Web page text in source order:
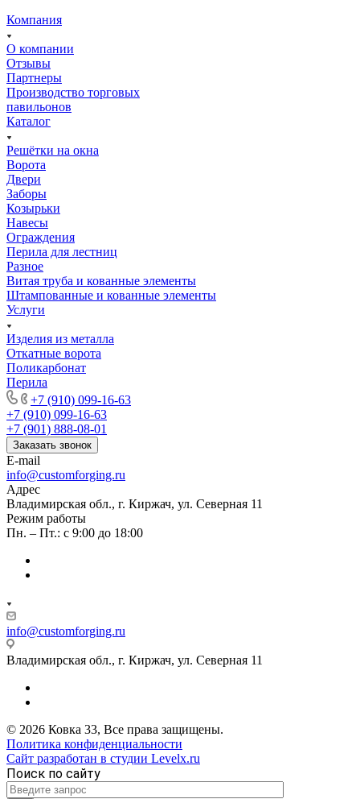
Компания
О компании
Отзывы
Партнеры
Производство торговых
павильонов
Каталог
Решётки на окна
Ворота
Двери
Заборы
Козырьки
Навесы
Ограждения
Перила для лестниц
Разное
Витая труба и кованные элементы
Штампованные и кованные элементы
Услуги
Изделия из металла
Откатные ворота
Поликарбонат
Перила
+7 (910) 099-16-63
+7 (910) 099-16-63
+7 (901) 888-08-01
Заказать звонок
E-mail
info@customforging.ru
Адрес
Владимирская обл., г. Киржач, ул. Северная 11
Режим работы
Пн. – Пт.: с 9:00 до 18:00
info@customforging.ru
Владимирская обл., г. Киржач, ул. Северная 11
© 2026 Ковка 33, Все права защищены.
Политика конфиденциальности
Сайт разработан в студии Levelx.ru
Поиск по сайту